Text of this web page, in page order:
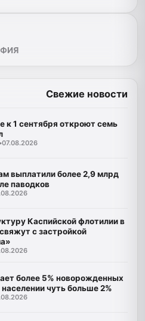
Свежие новости
к 1 сентября откроют семь
•07.08.2026
выплатили более 2,9 млрд
паводков
Каспийской флотилии в
с застройкой
более 5% новорожденных
чуть больше 2%